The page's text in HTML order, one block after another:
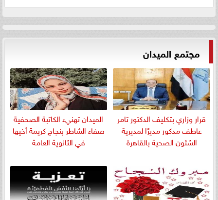
مجتمع الميدان
قرار وزاري بتكليف الدكتور تامر
عاطف مدكور مديرًا لمديرية
الشئون الصحية بالقاهرة
الميدان تهنيء الكاتبة الصحفية
صفاء الشاطر بنجاج كريمة أخيها
في الثانوية العامة